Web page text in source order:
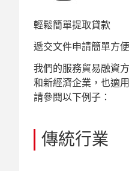
輕鬆簡單提取貸款
遞交文件申請簡單方
我們的服務貿易融資
和新經濟企業，也適
請參閱以下例子：
傳統行業